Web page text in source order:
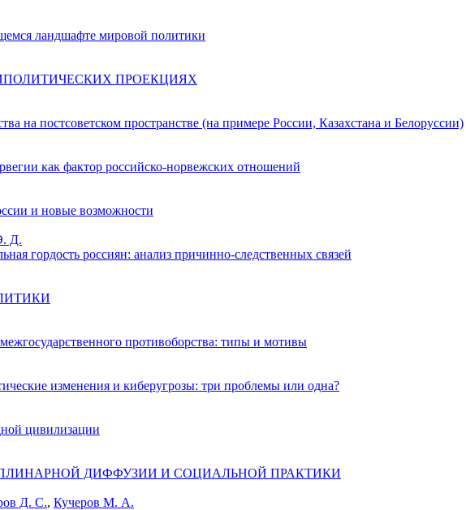
ландшафте мировой политики
ПРОЕКЦИЯХ
на постсоветском пространстве (на примере России, Казахстана и Белоруссии)
как фактор российско-норвежских отношений
и новые возможности
Д.
гордость россиян: анализ причинно-следственных связей
противоборства: типы и мотивы
изменения и киберугрозы: три проблемы или одна?
цивилизации
ДИФФУЗИИ И СОЦИАЛЬНОЙ ПРАКТИКИ
Д. С., Кучеров М. А.